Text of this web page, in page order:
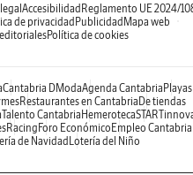
Accesibilidad Reglamento UE 2024/
de privacidad Publicidad Mapa web
Política de cookies
Cantabria DModaAgenda Cantabria Playas
Restaurantes en Cantabria De tiendas
Talento Cantabria Hemeroteca
Racing Foro Económico Empleo Cantabria
de Navidad Lotería del Niño